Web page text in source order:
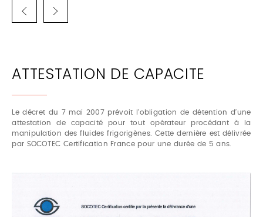
ATTESTATION DE CAPACITE
Le décret du 7 mai 2007 prévoit l’obligation de détention d’une
attestation de capacité pour tout opérateur procédant à la
manipulation des fluides frigorigènes. Cette dernière est délivrée
par SOCOTEC Certification France pour une durée de 5 ans.